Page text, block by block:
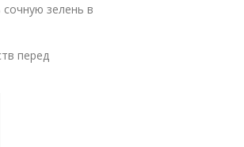
зелень в
перед